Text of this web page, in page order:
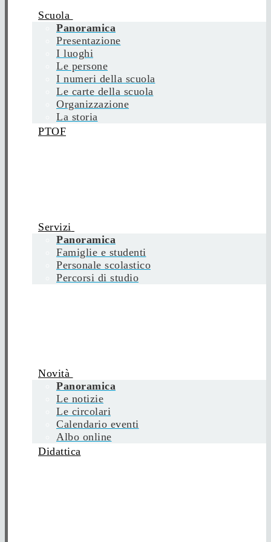
Scuola
Panoramica
Presentazione
I luoghi
Le persone
I numeri della scuola
Le carte della scuola
Organizzazione
La storia
PTOF
Servizi
Panoramica
Famiglie e studenti
Personale scolastico
Percorsi di studio
Novità
Panoramica
Le notizie
Le circolari
Calendario eventi
Albo online
Didattica